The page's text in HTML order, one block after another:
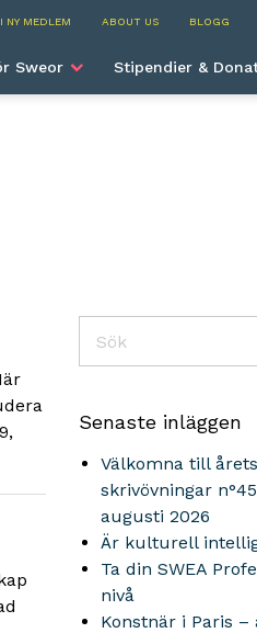
NY MEDLEM ABOUT US BLOGG
Sweor Stipendier &
Senaste inläggen
Välkomna till
skrivövningar
augusti 2026
Är kulturell
Ta din SWEA
nivå
Konstnär i Paris –